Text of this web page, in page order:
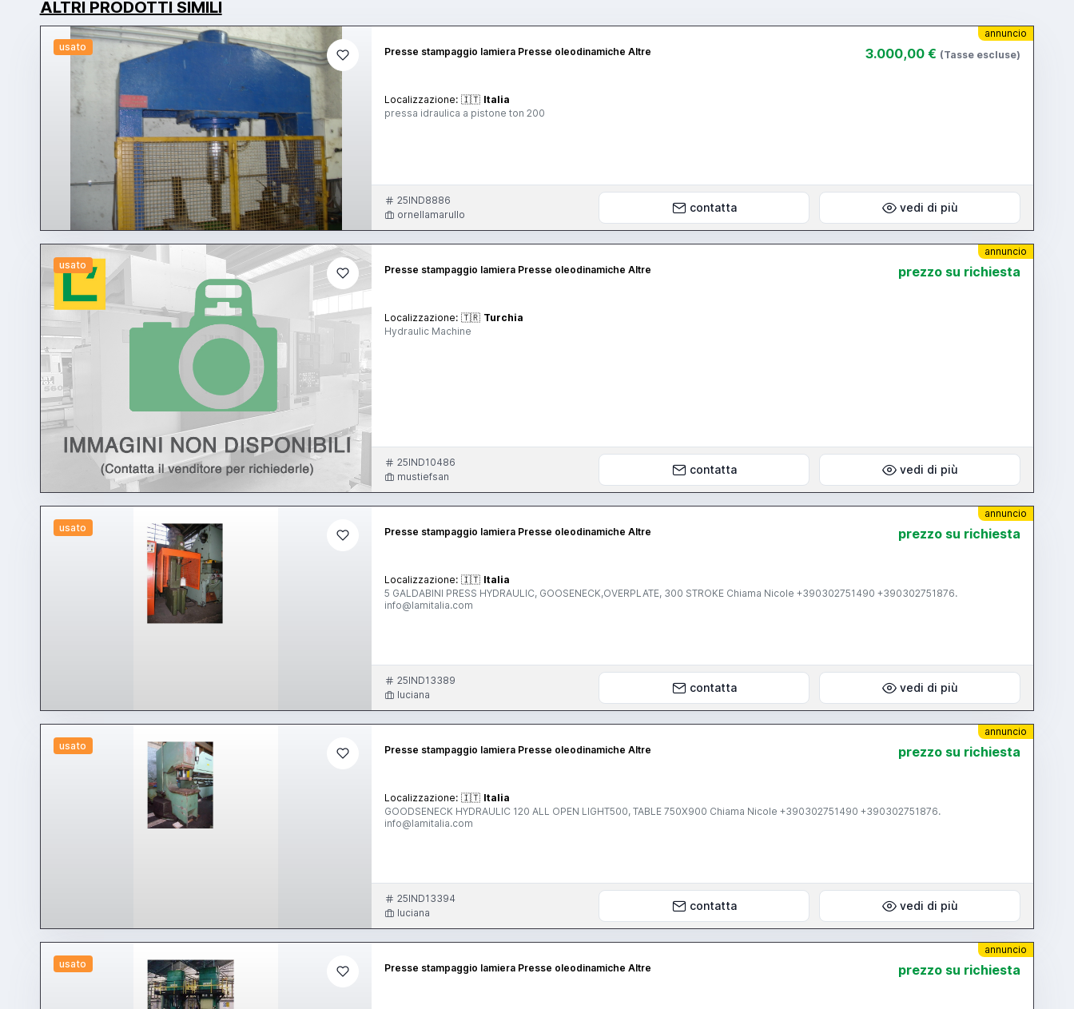
ALTRI PRODOTTI SIMILI
usato
annuncio
Presse stampaggio lamiera Presse oleodinamiche Altre
3.000,00 € (Tasse escluse)
Localizzazione: 🇮🇹 Italia
pressa idraulica a pistone ton 200
25IND8886
ornellamarullo
contatta vedi di più
usato
annuncio
Presse stampaggio lamiera Presse oleodinamiche Altre
prezzo su richiesta
Localizzazione: 🇹🇷 Turchia
Hydraulic Machine
25IND10486
mustiefsan
contatta vedi di più
usato
annuncio
Presse stampaggio lamiera Presse oleodinamiche Altre
prezzo su richiesta
Localizzazione: 🇮🇹 Italia
5 GALDABINI PRESS HYDRAULIC, GOOSENECK,OVERPLATE, 300 STROKE Chiama Nicole +390302751490 +390302751876.
info@lamitalia.com
25IND13389
luciana
contatta vedi di più
usato
annuncio
Presse stampaggio lamiera Presse oleodinamiche Altre
prezzo su richiesta
Localizzazione: 🇮🇹 Italia
GOODSENECK HYDRAULIC 120 ALL OPEN LIGHT500, TABLE 750X900 Chiama Nicole +390302751490 +390302751876.
info@lamitalia.com
25IND13394
luciana
contatta vedi di più
usato
annuncio
Presse stampaggio lamiera Presse oleodinamiche Altre
prezzo su richiesta